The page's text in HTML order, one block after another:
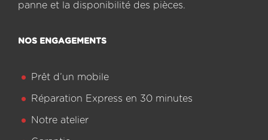
panne et la disponibilité des pièces.
NOS ENGAGEMENTS
Prêt d’un mobile
Réparation Express en 30 minutes
Notre atelier